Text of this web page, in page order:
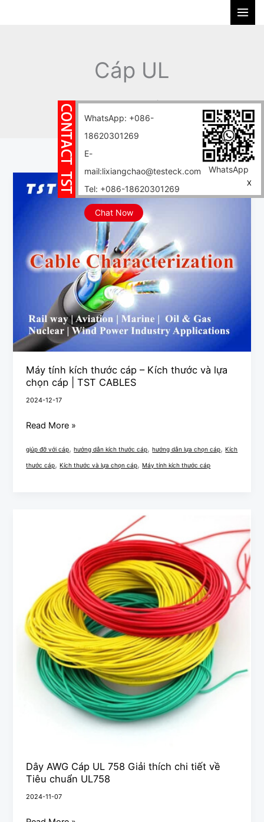
WhatsApp: +086-
18620301269
E-
mail:lixiangchao@testeck.com
Tel: +086-18620301269
Chat Now
WhatsApp
X
Cáp UL
Home Blog Cáp UL
Máy tính kích thước cáp – Kích thước và lựa
chọn cáp | TST CABLES
2024-12-17
tính
–
Kích
lựa
chọn
cáp
|
TST
CABLES
Read More »
giúp đỡ với cáp,hướng dẫn kích thước cáp,hướng dẫn lựa chọn cáp,Kích
thước cáp,Kích thước và lựa chọn cáp,Máy tính kích thước cáp
Dây AWG Cáp UL 758 Giải thích chi tiết về
Tiêu chuẩn UL758
2024-11-07
Giải
thích
chi
tiết
Tiêu
chuẩn